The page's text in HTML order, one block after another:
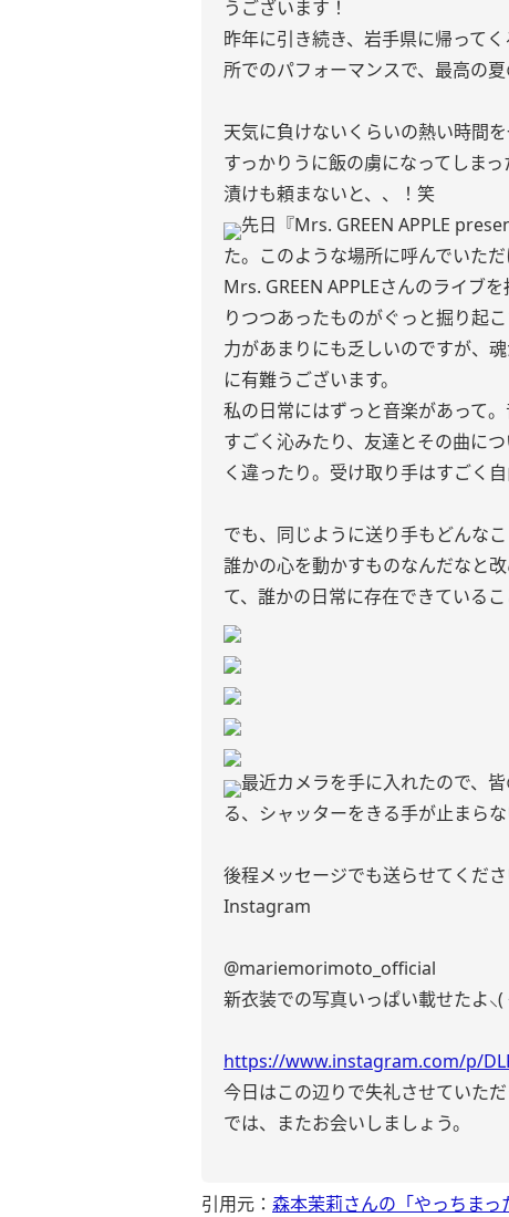
うございます！
昨年に引き続き、岩手県に帰って
所でのパフォーマンスで、最高の
天気に負けないくらいの熱い時間
すっかりうに飯の虜になってしま
漬けも頼まないと、、！笑
先日『Mrs. GREEN APPLE
た。このような場所に呼んでいた
Mrs. GREEN APPLEさんのライブ
りつつあったものがぐっと掘り起
力があまりにも乏しいのですが、
に有難うございます。
私の日常にはずっと音楽があって
すごく沁みたり、友達とその曲に
く違ったり。受け取り手はすごく自
でも、同じように送り手もどんな
誰かの心を動かすものなんだなと
て、誰かの日常に存在できているこ
最近カメラを手に入れたので、
る、シャッターをきる手が止まら
後程メッセージでも送らせてくだ
Instagram
@mariemorimoto_official
新衣装での写真いっぱい載せたよ⸜(
https://www.instagram.com/p/
今日はこの辺りで失礼させていただ
では、またお会いしましょう。
引用元： 森本茉莉さんの「やっちまっ